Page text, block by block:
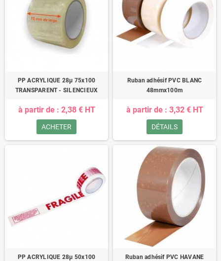
PP ACRYLIQUE 28µ 75x100
TRANSPARENT - SILENCIEUX
à partir de : 2,38 € HT
ACHETER
Ruban adhésif PVC BLANC
48mmx100m
à partir de : 3,32 € HT
DÉTAILS
PP ACRYLIQUE 28µ 50x100
Ruban adhésif PVC HAVANE